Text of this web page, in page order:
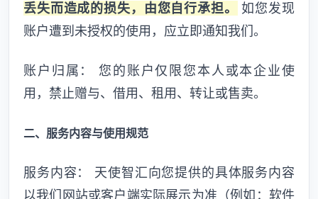
丢失而造成的损失，由您自行承担。
如您发现
账户遭到未授权的使用，应立即通知我们。
账户归属： 您的账户仅限您本人或本企业使
用，禁止赠与、借用、租用、转让或售卖。
二、服务内容与使用规范
服务内容： 天使智汇向您提供的具体服务内容
以我们网站或客户端实际展示为准（例如：软件